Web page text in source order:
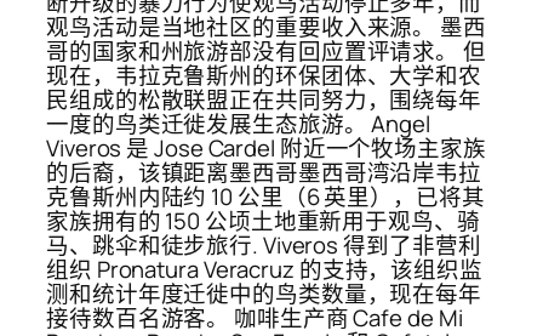
观鸟活动是当地社区的重要收入来源。 墨西
哥的国家和州旅游部没有回应置评请求。 但
现在，韦拉克鲁斯州的环保团体、大学和农
民组成的松散联盟正在共同努力，围绕每年
一度的鸟类迁徙发展生态旅游。 Angel
Viveros 是 Jose Cardel 附近一个牧场主家族
的后裔，该镇距离墨西哥墨西哥湾沿岸韦拉
克鲁斯州内陆约 10 公里（6 英里），已将其
家族拥有的 150 公顷土地重新用于观鸟、骑
马、跳伞和徒步旅行. Viveros 得到了非营利
组织 Pronatura Veracruz 的支持，该组织监
测和统计年度迁徙中的鸟类数量，现在每年
接待数百名游客。 咖啡生产商 Cafe de Mi